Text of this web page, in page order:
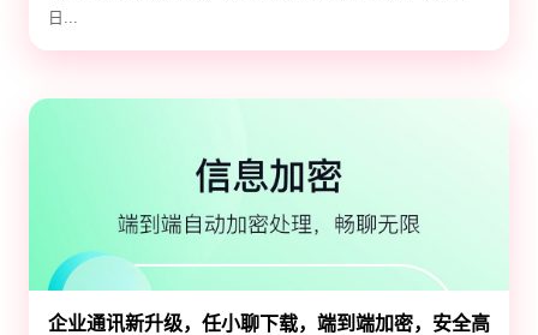
日...
企业通讯新升级，任小聊下载，端到端加密，安全高